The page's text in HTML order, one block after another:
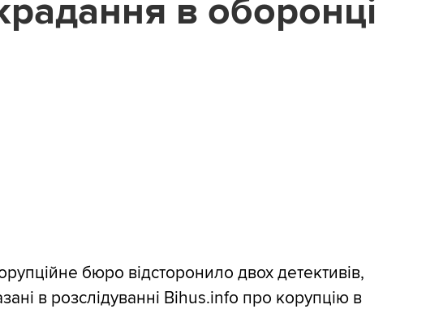
в оборонці
бюро відсторонило двох детективів,
в розслідуванні Bihus.info про корупцію в